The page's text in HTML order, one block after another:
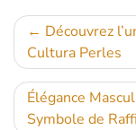
de
l’article
Découvrez
Cultura Perles
Élégance
Symbole de